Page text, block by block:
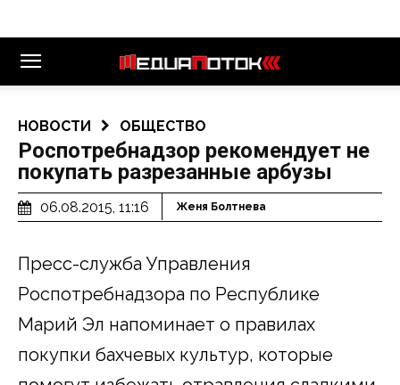
НОВОСТИ ОБЩЕСТВО
Роспотребнадзор рекомендует не
покупать разрезанные арбузы
06.08.2015, 11:16 Женя Болтнева
Пресс-служба Управления
Роспотребнадзора по Республике
Марий Эл напоминает о правилах
покупки бахчевых культур, которые